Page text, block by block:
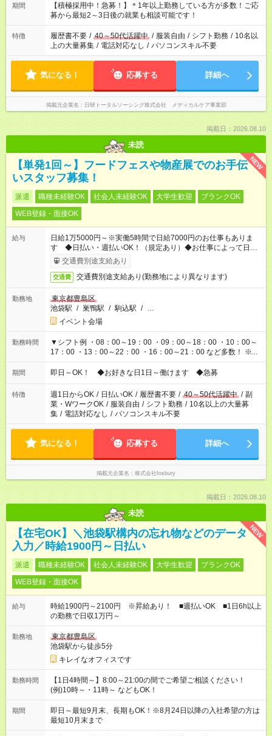
はプライベートの時間にしたい」 など、ご希望を教えてくださ
いね。 ※Wワーク希望の方へ 今ご覧のお仕事で希望する勤務時
間と、もう1つのお仕事の勤務時間。 合計で週40時間を超える
場合は応募できません。
期間
【積極採用中！急募！】＊1年以上勤務している方が多数！ご応
募から最短2～3日後の就業も相談可能です！
特徴 履歴書不要 / 40～50代活躍中 / 服装自由 / シフト勤務 / 10名以
上の大量募集 / 電話対応なし / パソコンスキル不要
気になる！ 応募する 詳細へ
掲載元企業名 日研トータルソーシング株式会社 メディカルケア事業部
掲載日：2026.08.10
未読
NEW
【単発1回～】フードフェスや物産展でのお手伝
いスタッフ募集！
派遣 職種未経験OK 社会人未経験OK 大学生歓迎
ブランクOK
WEB登録・面接OK
給与
日給1万5000円～※実働5時間で日給7000円のお仕事もありま
す ◆日払い・週払いOK！（規定あり）◆お仕事によって日給も
異なります
交通費別途支給あり
交通費 交通費別途支給あり(勤務地により異なります)
勤務地
東京都豊島区
池袋駅 / 巣鴨駅 / 駒込駅 / …
イベント会場
勤務時間
▼シフト例 ・08：00～19：00 ・09：00～18：00 ・10：00～
17：00 ・13：00～22：00 ・16：00～21：00 など多数！ ※お
仕事により勤務時間が異なります
期間 即日～OK！ ◆お好きな日1日～働けます ◆急募
特徴 週1日からOK / 日払いOK / 履歴書不要 / 40～50代活躍中 / 副
業・WワークOK / 服装自由 / シフト勤務 / 10名以上の大量募
集 / 電話対応なし / パソコンスキル不要
気になる！ 応募する 詳細へ
掲載元企業名 株式会社fosbury
掲載日：2026.08.10
未読
NEW
【在宅OK】＼池袋駅構内の忘れ物などのデータ
入力／時給1900円～日払い
派遣 職種未経験OK 社会人未経験OK 大学生歓迎
ブランクOK
WEB登録・面接OK
給与
時給1900円～2100円 ※昇給あり！ ■週払いOK ■1日6h以上
の勤務で日収1万円～
勤務地
東京都豊島区
池袋駅から徒歩5分
キレイなオフィスです
勤務時間
【1日4時間～】8:00～21:00の間でご希望ご相談ください！
(例)10時～・11時～ などもOK！
期間
即日～最短9月末、長期もOK！※8月24日以降の入社希望の方は
最短10月末まで